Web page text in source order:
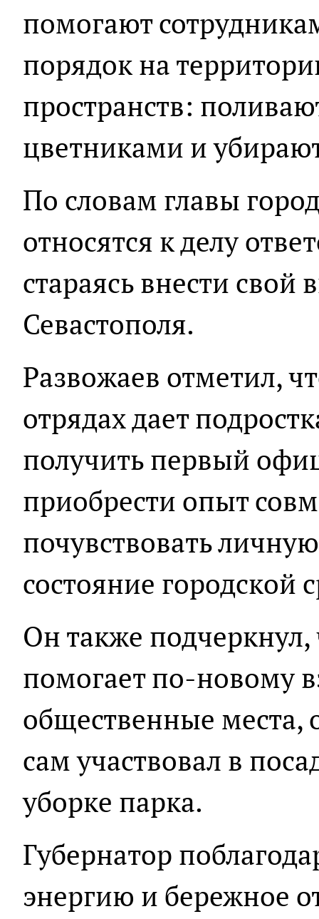
помогают
порядок на
пространств:
цветниками и
По словам главы
относятся к делу
стараясь внести свой
Севастополя.
Развожаев отметил,
отрядах дает
получить первый
приобрести опыт
почувствовать
состояние городской
Он также подчеркнул,
помогает по-новому
общественные места,
сам участвовал в
уборке парка.
Губернатор
энергию и бережное